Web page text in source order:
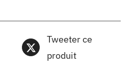
Tweeter ce
produit